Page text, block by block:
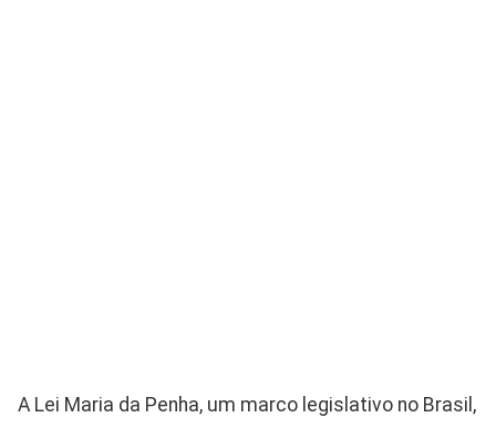
A Lei Maria da Penha, um marco legislativo no Brasil,